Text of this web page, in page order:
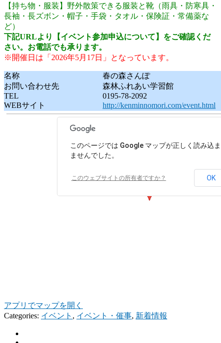
【持ち物・服装】野外散策できる服装と靴（雨具・防寒具・
長袖・長ズボン・帽子・手袋・タオル・保険証・常備薬な
ど）
下記URLより【イベント参加申込について】をご確認くだ
さい。お電話でも承ります。
※開催日は「2026年5月17日」となっています。
名称
春の森さんぽ
お問い合わせ先
森林ふれあい学習館
TEL
0195-78-2092
WEBサイト
http://kenminnomori.com/event.html
このページでは Google マップが正しく読み込
ませんでした。
このウェブサイトの所有者ですか？ OK
アプリでマップを開く
Categories: イベント , イベント・催事, 新着情報